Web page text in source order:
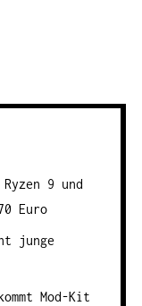
9 und
Euro
junge
Mod-Kit